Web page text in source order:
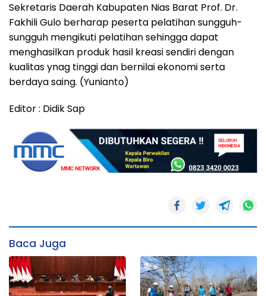
Sekretaris Daerah Kabupaten Nias Barat Prof. Dr.
Fakhili Gulo berharap peserta pelatihan sungguh-
sungguh mengikuti pelatihan sehingga dapat
menghasilkan produk hasil kreasi sendiri dengan
kualitas ynag tinggi dan bernilai ekonomi serta
berdaya saing. (Yunianto)
Editor : Didik Sap
Baca Juga